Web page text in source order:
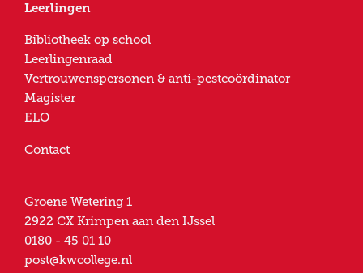
Leerlingen
Bibliotheek op school
Leerlingenraad
Vertrouwenspersonen & anti-pestcoördinator
Magister
ELO
Contact
Groene Wetering 1
2922 CX Krimpen aan den IJssel
0180 - 45 01 10
post@kwcollege.nl